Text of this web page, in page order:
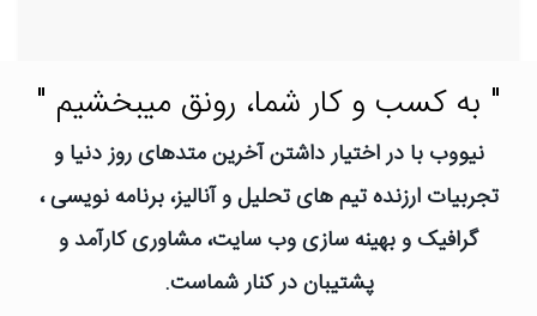
" به کسب و کار شما، رونق میبخشیم "
نیووب با در اختیار داشتن آخرین متدهای روز دنیا و
تجربیات ارزنده تیم های تحلیل و آنالیز، برنامه نویسی ،
گرافیک و بهینه سازی وب سایت، مشاوری کارآمد و
پشتیبان در کنار شماست.